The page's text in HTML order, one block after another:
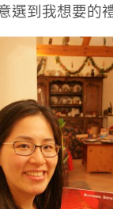
選到我想要的